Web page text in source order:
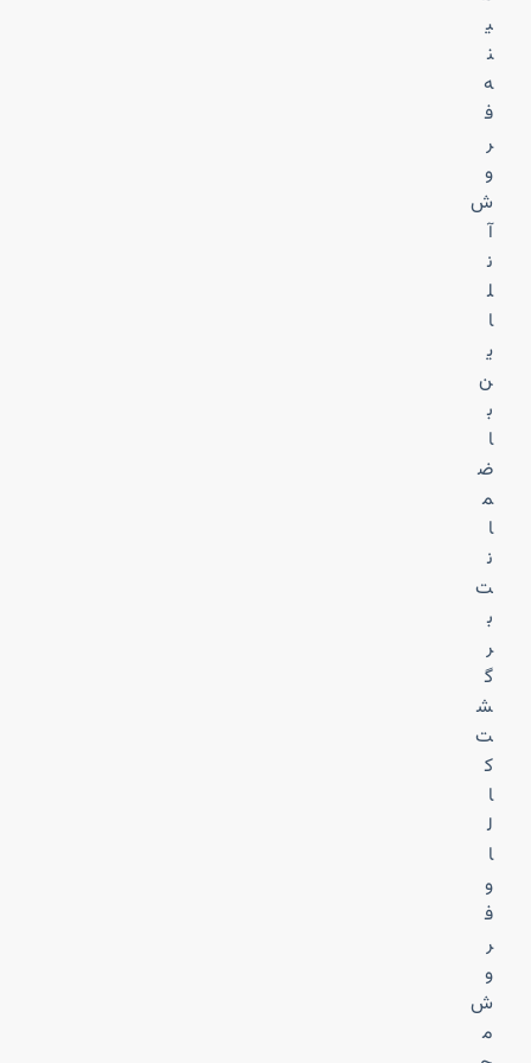
ی
ن
ه
ف
ر
و
ش
آ
ن
ل
ا
ی
ن
ب
ا
ض
م
ا
ن
ت
ب
ر
گ
ش
ت
ک
ا
ل
ا
و
ف
ر
و
ش
م